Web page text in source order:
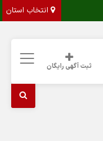
انتخاب استان
ثبت آگهی رایگان